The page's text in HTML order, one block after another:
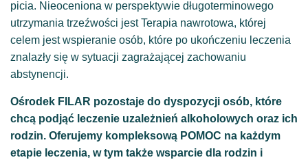
picia. Nieoceniona w perspektywie długoterminowego
utrzymania trzeźwości jest Terapia nawrotowa, której
celem jest wspieranie osób, które po ukończeniu leczenia
znalazły się w sytuacji zagrażającej zachowaniu
abstynencji.
Ośrodek FILAR pozostaje do dyspozycji osób, które
chcą podjąć leczenie uzależnień alkoholowych oraz ich
rodzin. Oferujemy kompleksową POMOC na każdym
etapie leczenia, w tym także wsparcie dla rodzin i